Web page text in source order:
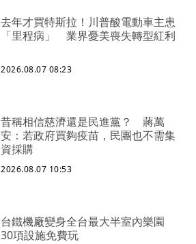
去年才買特斯拉！川普酸電動車主患
「里程病」 業界憂美喪失轉型紅利
2026.08.07 08:23
昔稱相信慈濟還是民進黨？ 蔣萬
安：若政府買夠疫苗，民團也不需集
資採購
2026.08.07 10:53
台鐵機廠變身全台最大半室內樂園
30項設施免費玩